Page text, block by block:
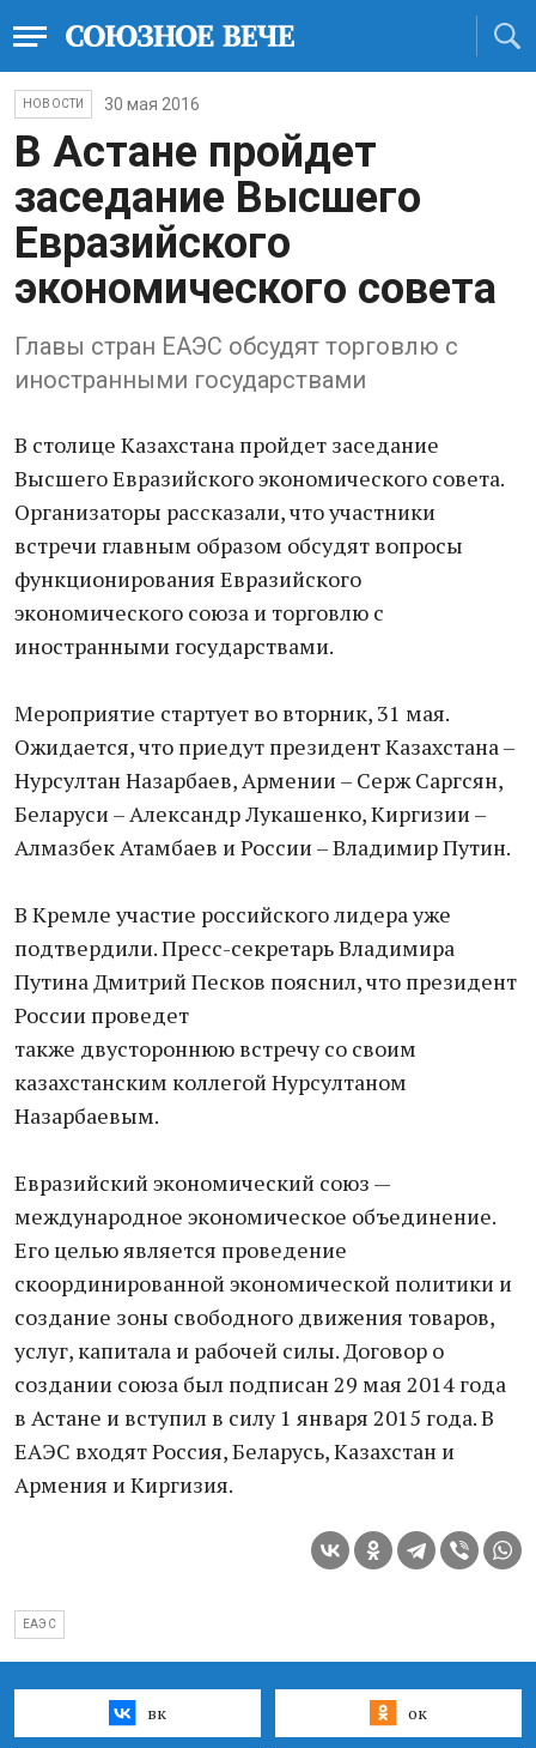
НОВОСТИ 30 мая 2016
В Астане пройдет
заседание Высшего
Евразийского
экономического совета
Главы стран ЕАЭС обсудят торговлю с
иностранными государствами
В столице Казахстана пройдет заседание
Высшего Евразийского экономического совета.
Организаторы рассказали, что участники
встречи главным образом обсудят вопросы
функционирования Евразийского
экономического союза и торговлю с
иностранными государствами.
Мероприятие стартует во вторник, 31 мая.
Ожидается, что приедут президент Казахстана –
Нурсултан Назарбаев, Армении – Серж Саргсян,
Беларуси – Александр Лукашенко, Киргизии –
Алмазбек Атамбаев и России – Владимир Путин.
В Кремле участие российского лидера уже
подтвердили. Пресс-секретарь Владимира
Путина Дмитрий Песков пояснил, что президент
России проведет
также двустороннюю встречу со своим
казахстанским коллегой Нурсултаном
Назарбаевым.
Евразийский экономический союз —
международное экономическое объединение.
Его целью является проведение
скоординированной экономической политики и
создание зоны свободного движения товаров,
услуг, капитала и рабочей силы. Договор о
создании союза был подписан 29 мая 2014 года
в Астане и вступил в силу 1 января 2015 года. В
ЕАЭС входят Россия, Беларусь, Казахстан и
Армения и Киргизия.
ЕАЭС
вк ок